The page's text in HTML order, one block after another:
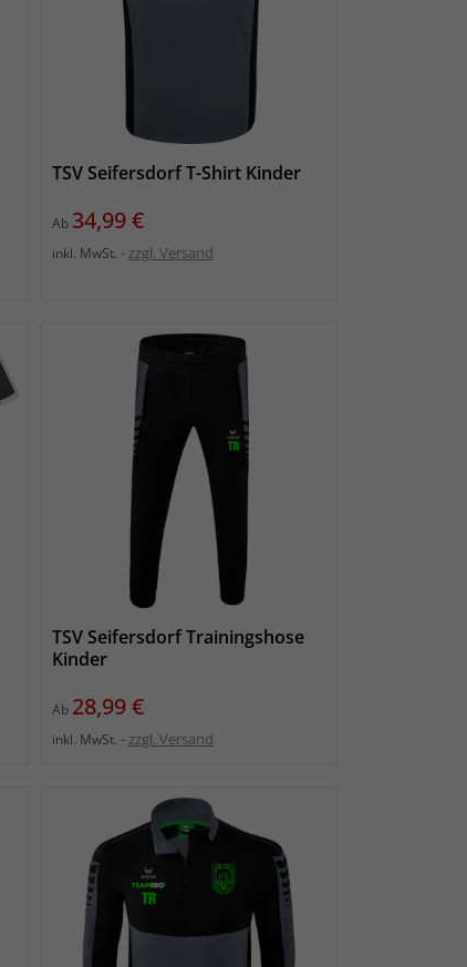
TSV Seifersdorf T-Shirt Kinder
Ab Preis
34,99 €
inkl. MwSt. zzgl. Versand
TSV Seifersdorf Trainingshose
Kinder
Ab Preis
28,99 €
inkl. MwSt. zzgl. Versand